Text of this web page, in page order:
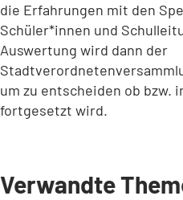
die Erfahrungen mit den
Schüler*innen und
Auswertung wird dann der
um zu entscheiden ob bzw.
fortgesetzt wird.
Verwandte